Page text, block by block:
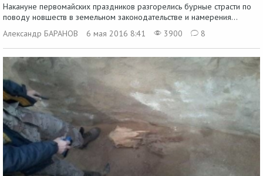
Накануне первомайских праздников разгорелись бурные страсти по
поводу новшеств в земельном законодательстве и намерения...
Александр БАРАНОВ
6 мая 2016 8:41 3900 8